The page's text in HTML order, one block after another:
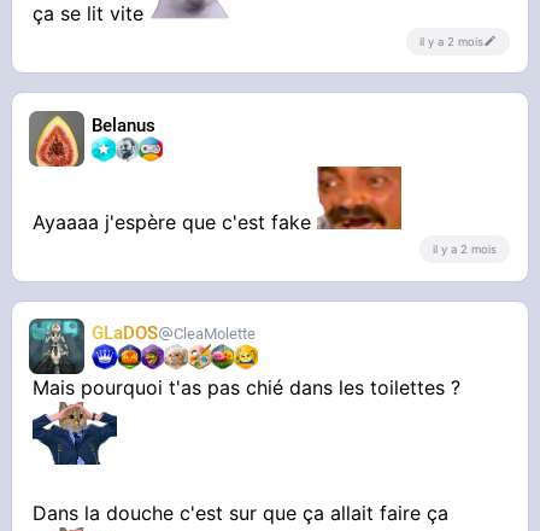
ça se lit vite
il y a 2 mois
Belanus
Ayaaaa j'espère que c'est fake
il y a 2 mois
GLaDOS CleaMolette
Mais pourquoi t'as pas chié dans les toilettes ?
Dans la douche c'est sur que ça allait faire ça